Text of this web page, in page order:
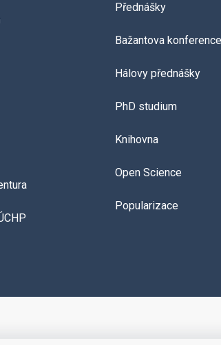
Přednášky
Bažantova konference
Hálovy přednášky
PhD studium
Knihovna
Open Science
Popularizace